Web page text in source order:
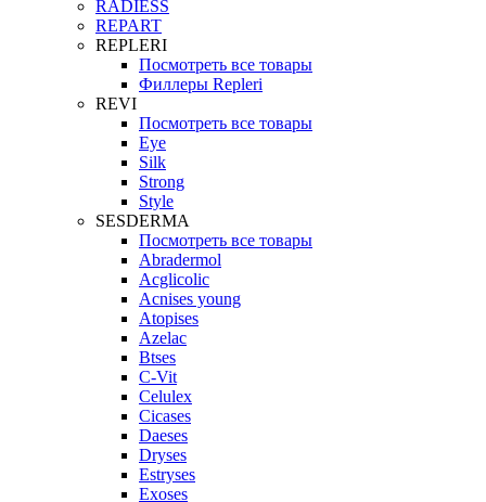
RADIESS
REPART
REPLERI
Посмотреть все товары
Филлеры Repleri
REVI
Посмотреть все товары
Eye
Silk
Strong
Style
SESDERMA
Посмотреть все товары
Abradermol
Acglicolic
Acnises young
Atopises
Azelac
Btses
C-Vit
Celulex
Cicases
Daeses
Dryses
Estryses
Exoses